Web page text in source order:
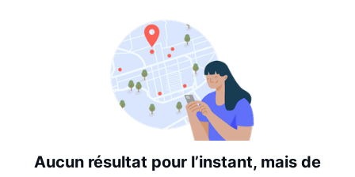
Date: les plus anciens d’abord
Aucun résultat pour l’instant, mais de